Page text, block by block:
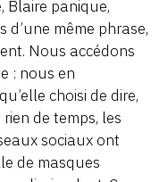
Blaire panique,
d’une même phrase,
Nous accédons
: nous en
choisi de dire,
de temps, les
sociaux ont
de masques